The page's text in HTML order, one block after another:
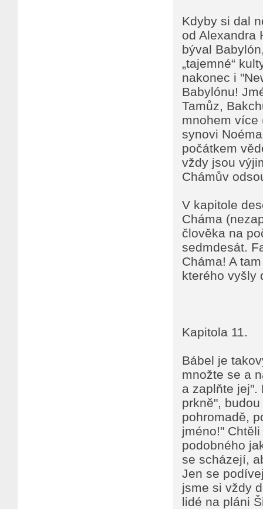
Kdyby si dal
od Alexandra
býval
„tajemné“
nakonec i
Babylónu!
Tamůz,
mnohem více
synovi
počátkem
vždy jsou
Chámův
V kapitole
Cháma
člověka na
sedmdesát.
Cháma! A
kterého vyšly
Kapitola 11.
Bábel je
množte se a
a zaplňte jej".
prkně",
pohromadě,
jméno!"
podobného
se scházejí,
Jen se
jsme si vždy
lidé na pláni